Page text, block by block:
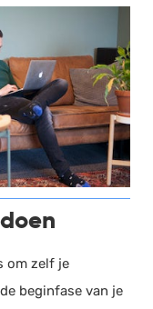
om zelf je
beginfase van je